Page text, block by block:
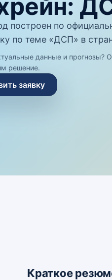
построен по
по теме «ДСП» в
данные и прогнозы?
решение.
заявку
Краткое